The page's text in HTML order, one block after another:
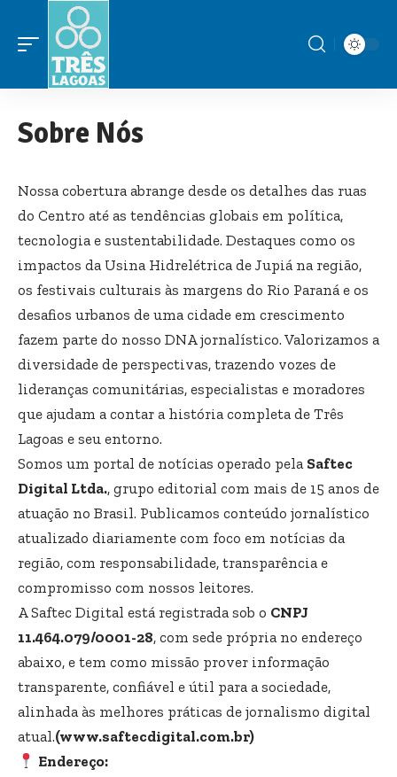
Sobre Nós
Nossa cobertura abrange desde os detalhes das ruas
do Centro até as tendências globais em política,
tecnologia e sustentabilidade. Destaques como os
impactos da Usina Hidrelétrica de Jupiá na região,
os festivais culturais às margens do Rio Paraná e os
desafios urbanos de uma cidade em crescimento
fazem parte do nosso DNA jornalístico. Valorizamos a
diversidade de perspectivas, trazendo vozes de
lideranças comunitárias, especialistas e moradores
que ajudam a contar a história completa de Três
Lagoas e seu entorno.
Somos um portal de notícias operado pela Saftec
Digital Ltda., grupo editorial com mais de 15 anos de
atuação no Brasil. Publicamos conteúdo jornalístico
atualizado diariamente com foco em notícias da
região, com responsabilidade, transparência e
compromisso com nossos leitores.
A Saftec Digital está registrada sob o CNPJ
11.464.079/0001-28, com sede própria no endereço
abaixo, e tem como missão prover informação
transparente, confiável e útil para a sociedade,
alinhada às melhores práticas de jornalismo digital
atual.(www.saftecdigital.com.br)
Endereço: